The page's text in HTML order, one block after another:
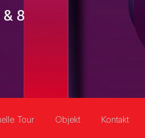
8
Tour Objekt Kontakt